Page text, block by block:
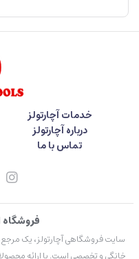
خدمات آچارتولز
درباره آچارتولز
تماس با ما
فروشگاه
سایت فروشگاهی آچارتولز، یک مرجع